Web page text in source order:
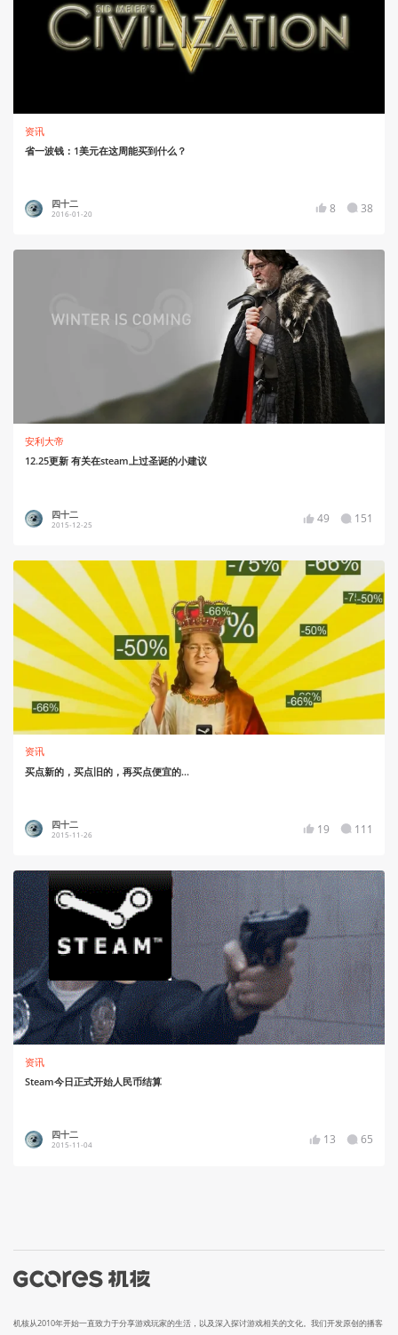
资讯
省一波钱：1美元在这周能买到什么？
四十二
2016-01-20 8 38
安利大帝
12.25更新 有关在steam上过圣诞的小建议
四十二
2015-12-25 49 151
资讯
买点新的，买点旧的，再买点便宜的...
四十二
2015-11-26 19 111
资讯
Steam今日正式开始人民币结算
四十二
2015-11-04 13 65
机核从2010年开始一直致力于分享游戏玩家的生活，以及深入探讨游戏相关的文化。我们开发原创的播客